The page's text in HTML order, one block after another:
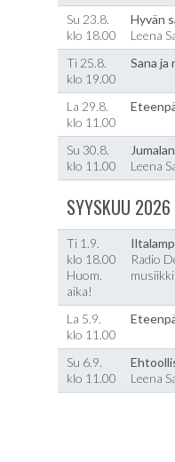
Su 23.8.
klo 18.00
Hyvän
Leena
Ti 25.8.
klo 19.00
Sana ja
La 29.8.
klo 11.00
Su 30.8.
klo 11.00
Leena
SYYSKUU 2026
Ti 1.9.
klo 18.00
Huom.
aika!
Radio
La 5.9.
klo 11.00
Su 6.9.
klo 11.00
Leena